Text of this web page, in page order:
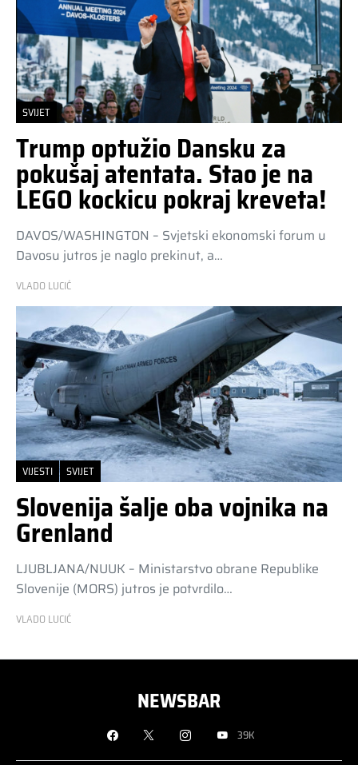
SVIJET
Trump optužio Dansku za
pokušaj atentata. Stao je na
LEGO kockicu pokraj kreveta!
DAVOS/WASHINGTON – Svjetski ekonomski forum u
Davosu jutros je naglo prekinut, a…
VLADO LUCIĆ
VIJESTI SVIJET
Slovenija šalje oba vojnika na
Grenland
LJUBLJANA/NUUK – Ministarstvo obrane Republike
Slovenije (MORS) jutros je potvrdilo…
VLADO LUCIĆ
NEWSBAR
39K